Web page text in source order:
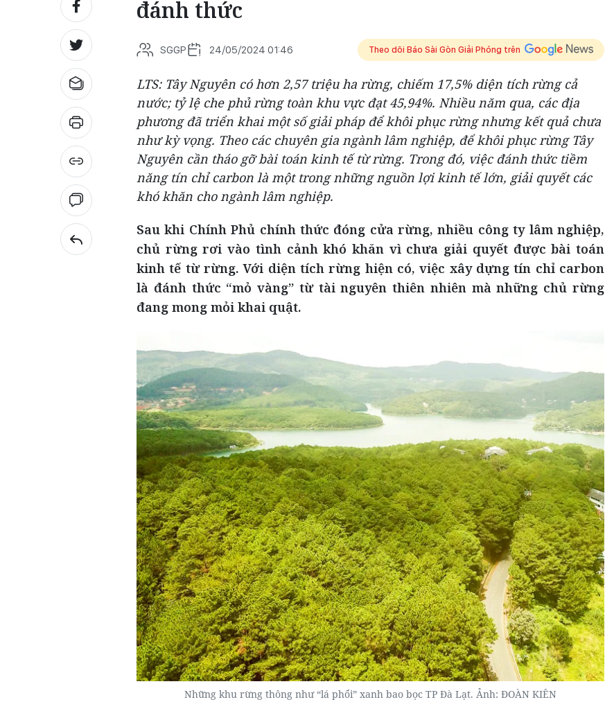
đánh thức
SGGP 24/05/2024 01:46 Theo dõi Báo Sài Gòn Giải Phóng trên
LTS: Tây Nguyên có hơn 2,57 triệu ha rừng, chiếm 17,5% diện tích rừng cả
nước; tỷ lệ che phủ rừng toàn khu vực đạt 45,94%. Nhiều năm qua, các địa
phương đã triển khai một số giải pháp để khôi phục rừng nhưng kết quả chưa
như kỳ vọng. Theo các chuyên gia ngành lâm nghiệp, để khôi phục rừng Tây
Nguyên cần tháo gỡ bài toán kinh tế từ rừng. Trong đó, việc đánh thức tiềm
năng tín chỉ carbon là một trong những nguồn lợi kinh tế lớn, giải quyết các
khó khăn cho ngành lâm nghiệp.
Sau khi Chính Phủ chính thức đóng cửa rừng, nhiều công ty lâm nghiệp,
chủ rừng rơi vào tình cảnh khó khăn vì chưa giải quyết được bài toán
kinh tế từ rừng. Với diện tích rừng hiện có, việc xây dựng tín chỉ carbon
là đánh thức “mỏ vàng” từ tài nguyên thiên nhiên mà những chủ rừng
đang mong mỏi khai quật.
Những khu rừng thông như “lá phổi” xanh bao bọc TP Đà Lạt. Ảnh: ĐOÀN KIÊN